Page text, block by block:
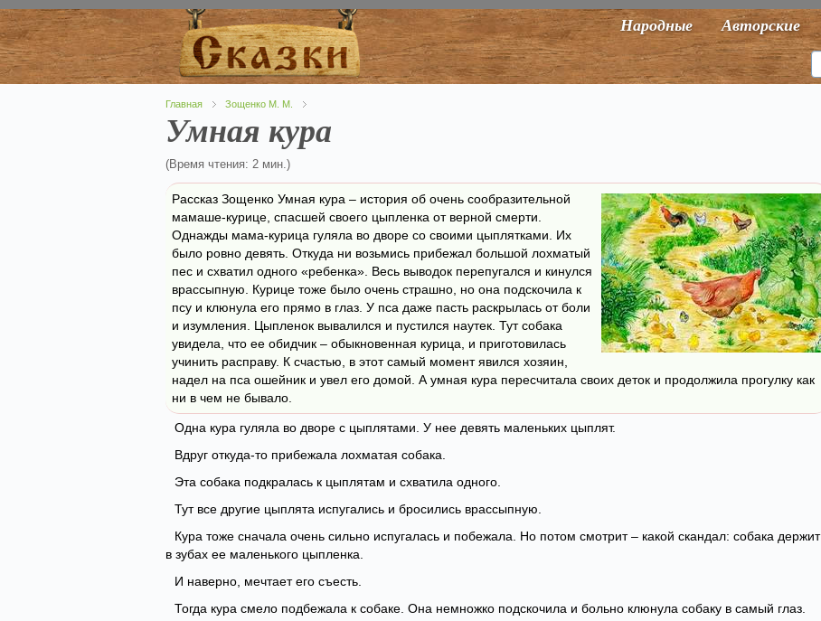
Народные Авторские
Главная Зощенко М. М.
Умная кура
(Время чтения: 2 мин.)
Рассказ Зощенко Умная кура – история об очень сообразительной
мамаше-курице, спасшей своего цыпленка от верной смерти.
Однажды мама-курица гуляла во дворе со своими цыплятками. Их
было ровно девять. Откуда ни возьмись прибежал большой лохматый
пес и схватил одного «ребенка». Весь выводок перепугался и кинулся
врассыпную. Курице тоже было очень страшно, но она подскочила к
псу и клюнула его прямо в глаз. У пса даже пасть раскрылась от боли
и изумления. Цыпленок вывалился и пустился наутек. Тут собака
увидела, что ее обидчик – обыкновенная курица, и приготовилась
учинить расправу. К счастью, в этот самый момент явился хозяин,
надел на пса ошейник и увел его домой. А умная кура пересчитала своих деток и продолжила прогулку как
ни в чем не бывало.
Одна кура гуляла во дворе с цыплятами. У нее девять маленьких цыплят.
Вдруг откуда-то прибежала лохматая собака.
Эта собака подкралась к цыплятам и схватила одного.
Тут все другие цыплята испугались и бросились врассыпную.
Кура тоже сначала очень сильно испугалась и побежала. Но потом смотрит – какой скандал: собака держит
в зубах ее маленького цыпленка.
И наверно, мечтает его съесть.
Тогда кура смело подбежала к собаке. Она немножко подскочила и больно клюнула собаку в самый глаз.